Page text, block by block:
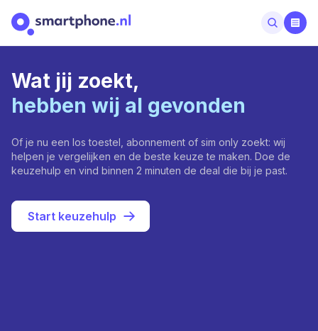
Wat jij zoekt,
hebben wij al gevonden
Of je nu een los toestel, abonnement of sim only zoekt: wij
helpen je vergelijken en de beste keuze te maken. Doe de
keuzehulp en vind binnen 2 minuten de deal die bij je past.
Start keuzehulp